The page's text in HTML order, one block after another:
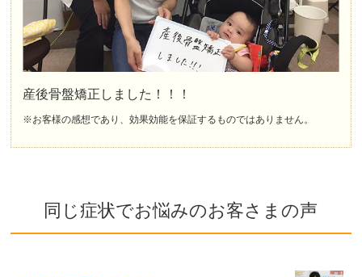
産後骨盤矯正しました！！！
※お客様の感想であり、効果効能を保証するものではありません。
同じ症状でお悩みのお客さまの声